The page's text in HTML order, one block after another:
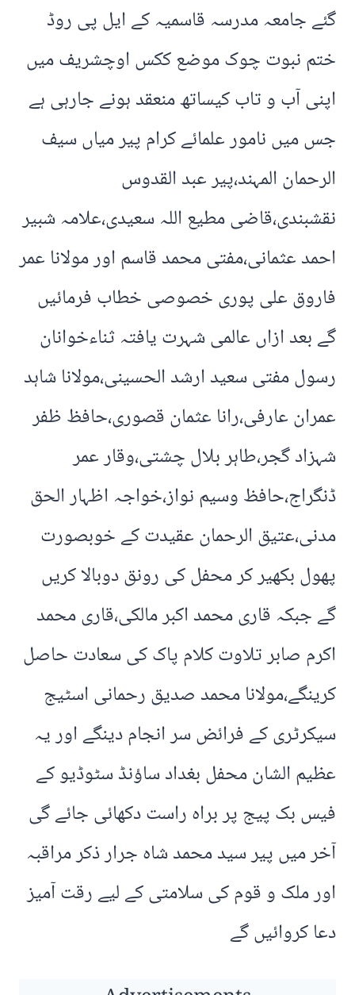
گئے جامعہ مدرسہ قاسمیہ کے ایل پی روڈ
ختم نبوت چوک موضع ککس اوچشریف میں
اپنی آب و تاب کیساتھ منعقد ہونے جارہی ہے
جس میں نامور علمائے کرام پیر میاں سیف
الرحمان المہند،پیر عبد القدوس
نقشبندی،قاضی مطیع اللہ سعیدی،علامہ شبیر
احمد عثمانی،مفتی محمد قاسم اور مولانا عمر
فاروق علی پوری خصوصی خطاب فرمائیں
گے بعد ازاں عالمی شہرت یافتہ ثناءخوانان
رسول مفتی سعید ارشد الحسینی،مولانا شاہد
عمران عارفی،رانا عثمان قصوری،حافظ ظفر
شہزاد گجر،طاہر بلال چشتی،وقار عمر
ڈنگراج،حافظ وسیم نواز،خواجہ اظہار الحق
مدنی،عتیق الرحمان عقیدت کے خوبصورت
پھول بکھیر کر محفل کی رونق دوبالا کریں
گے جبکہ قاری محمد اکبر مالکی،قاری محمد
اکرم صابر تلاوت کلام پاک کی سعادت حاصل
کرینگے،مولانا محمد صدیق رحمانی اسٹیج
سیکرٹری کے فرائض سر انجام دینگے اور یہ
عظیم الشان محفل بغداد ساؤنڈ سٹوڈیو کے
فیس بک پیج پر براہ راست دکھائی جائے گی
آخر میں پیر سید محمد شاہ جرار ذکر مراقبہ
اور ملک و قوم کی سلامتی کے لیے رقت آمیز
دعا کروائیں گے